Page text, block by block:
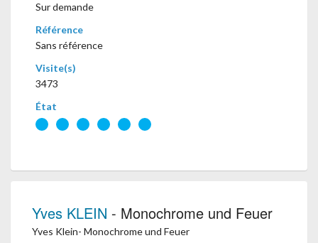
Sur demande
Référence
Sans référence
Visite(s)
3473
État
Yves KLEIN - Monochrome und Feuer
Yves Klein- Monochrome und Feuer